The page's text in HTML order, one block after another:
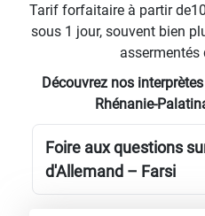
Tarif forfaitaire à partir
sous 1 jour, souvent bien
assermentés
Découvrez nos
Rhénanie-
Foire aux questions
d'Allemand – Farsi